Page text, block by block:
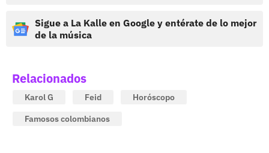
Sigue a La Kalle en Google y entérate de lo mejor
de la música
Relacionados
Karol G Feid
Horóscopo
Famosos colombianos